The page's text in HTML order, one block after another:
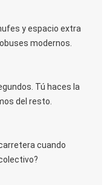
y espacio extra
modernos.
Tú haces la
del resto.
cuando